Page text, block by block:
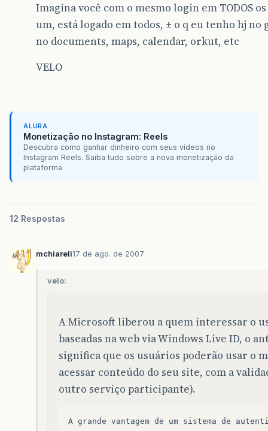
Imagina você com o mesmo login em TODOS
um, está logado em todos, ± o q eu tenho hj
no documents, maps, calendar, orkut, etc
VELO
ALURA
Monetização no Instagram: Reels
Descubra como ganhar dinheiro com seus vídeos no
Instagram Reels. Saiba tudo sobre a nova monetização da
plataforma
12 Respostas
mchiareli17 de ago. de 2007
velo:
A Microsoft liberou a quem interessar o
baseadas na web via Windows Live ID, o
significa que os usuários poderão usar o
acessar conteúdo do seu site, com a
outro serviço participante).
A grande vantagem de um sistema de